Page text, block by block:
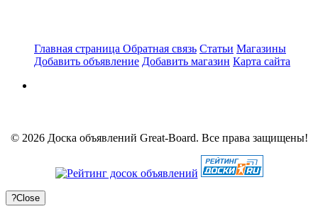
Главная страница Обратная связь Статьи Магазины
Добавить объявление Добавить магазин Карта сайта
© 2026 Доска объявлений Great-Board. Все права защищены!
?Close